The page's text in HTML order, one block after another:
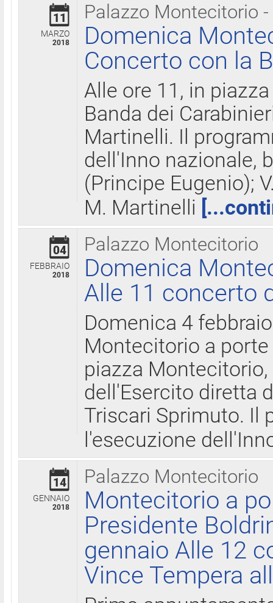
Palazzo Montecitorio
11
MARZO
2018
Domenica
Concerto con la
Alle ore 11, in
Banda dei
Martinelli. Il
dell'Inno nazionale,
(Principe Eugenio);
M. Martinelli
Palazzo Montecitorio
04
FEBBRAIO
2018
Domenica
Alle 11 concerto
Domenica 4
Montecitorio a
piazza
dell'Esercito diretta
Triscari Sprimuto. Il
l'esecuzione
Palazzo Montecitorio
14
GENNAIO
2018
Montecitorio a
Presidente
gennaio Alle 12
Vince Tempera